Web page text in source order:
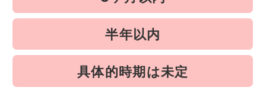
半年以内
具体的時期は未定